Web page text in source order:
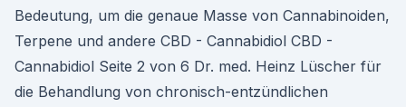
Bedeutung, um die genaue Masse von Cannabinoiden,
Terpene und andere CBD - Cannabidiol CBD -
Cannabidiol Seite 2 von 6 Dr. med. Heinz Lüscher für
die Behandlung von chronisch-entzündlichen